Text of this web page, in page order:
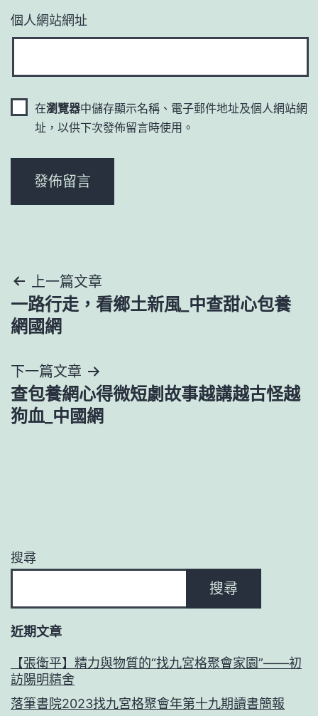
個人網站網址
在瀏覽器中儲存顯示名稱、電子郵件地址及個人網站網
址，以供下次發佈留言時使用。
文
章
覽
上一篇文章
一路行走，看鄉土新風_中查甜心包養
網國網
下一篇文章
查包養網心得微短劇故事越講越古怪越
狗血_中國網
搜尋
搜尋
近期文章
【張衛平】精力與物質的“找九宮格聚會家園”——初
訪陽明精舍
落筆書院2023找九宮格聚會年第十九期讀書簡報